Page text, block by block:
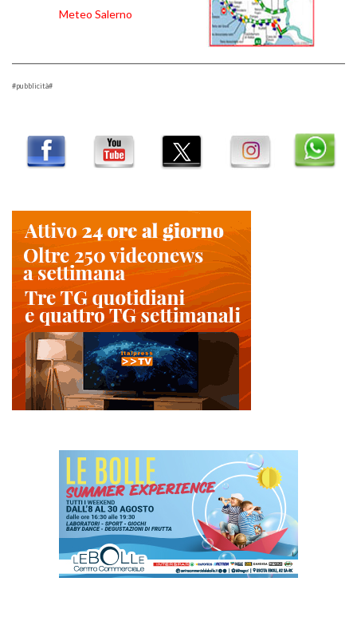
Meteo Salerno
#pubblicità#